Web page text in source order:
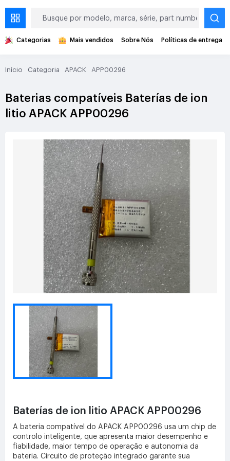
Categorias Mais vendidos Sobre Nós Políticas de entrega
Início Categoria APACK APP00296
Baterias compatíveis Baterías de ion
litio APACK APP00296
Baterías de ion litio APACK APP00296
A bateria compatível do APACK APP00296 usa um chip de
controlo inteligente, que apresenta maior desempenho e
fiabilidade, maior tempo de operação e autonomia da
bateria. Circuito de proteção integrado garante sua